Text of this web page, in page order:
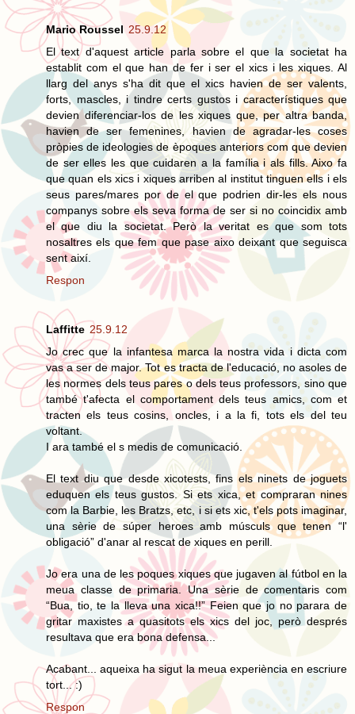
Mario Roussel 25.9.12
El text d'aquest article parla sobre el que la societat ha
establit com el que han de fer i ser el xics i les xiques. Al
llarg del anys s'ha dit que el xics havien de ser valents,
forts, mascles, i tindre certs gustos i característiques que
devien diferenciar-los de les xiques que, per altra banda,
havien de ser femenines, havien de agradar-les coses
pròpies de ideologies de èpoques anteriors com que devien
de ser elles les que cuidaren a la família i als fills. Aixo fa
que quan els xics i xiques arriben al institut tinguen ells i els
seus pares/mares por de el que podrien dir-les els nous
companys sobre els seva forma de ser si no coincidix amb
el que diu la societat. Però la veritat es que som tots
nosaltres els que fem que pase aixo deixant que seguisca
sent així.
Respon
Laffitte 25.9.12
Jo crec que la infantesa marca la nostra vida i dicta com
vas a ser de major. Tot es tracta de l'educació, no asoles de
les normes dels teus pares o dels teus professors, sino que
també t'afecta el comportament dels teus amics, com et
tracten els teus cosins, oncles, i a la fi, tots els del teu
voltant.
I ara també el s medis de comunicació.
El text diu que desde xicotests, fins els ninets de joguets
eduquen els teus gustos. Si ets xica, et compraran nines
com la Barbie, les Bratzs, etc, i si ets xic, t'els pots imaginar,
una sèrie de súper heroes amb músculs que tenen “l'
obligació” d'anar al rescat de xiques en perill.
Jo era una de les poques xiques que jugaven al fútbol en la
meua classe de primaria. Una sèrie de comentaris com
“Bua, tio, te la lleva una xica!!” Feien que jo no parara de
gritar maxistes a quasitots els xics del joc, però després
resultava que era bona defensa...
Acabant... aqueixa ha sigut la meua experiència en escriure
tort... :)
Respon